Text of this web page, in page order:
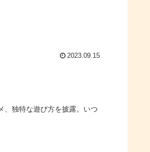
2023.09.15
、独特な遊び方を披露。いつ